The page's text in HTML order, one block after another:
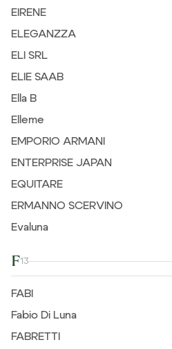
EIRENE
ELEGANZZA
ELI SRL
ELIE SAAB
Ella B
Elleme
EMPORIO ARMANI
ENTERPRISE JAPAN
EQUITARE
ERMANNO SCERVINO
Evaluna
F13
FABI
Fabio Di Luna
FABRETTI